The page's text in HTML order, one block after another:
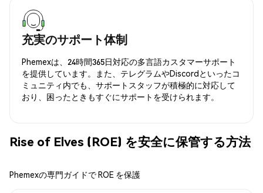
充実のサポート体制
Phemexは、24時間365日対応の多言語カスタマーサポート
を提供しています。また、テレグラムやDiscordといったコ
ミュニティ内でも、サポートスタッフが積極的に対応して
おり、困ったときもすぐにサポートを受けられます。
Rise of Elves (ROE) を安全に保管する方法
Phemexの専門ガイドで ROE を保護